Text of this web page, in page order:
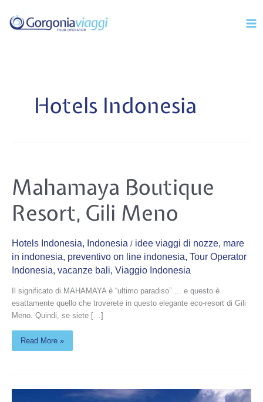
contenuto
Hotels Indonesia
Mahamaya Boutique
Resort, Gili Meno
Hotels Indonesia, Indonesia / idee viaggi di nozze, mare
in indonesia, preventivo on line indonesia, Tour Operator
Indonesia, vacanze bali, Viaggio Indonesia
Il significato di MAHAMAYA è “ultimo paradiso” … e questo è
esattamente quello che troverete in questo elegante eco-resort di Gili
Meno. Quindi, se siete […]
Mahamaya
Boutique
Resort,
Gili
Meno
Read More »